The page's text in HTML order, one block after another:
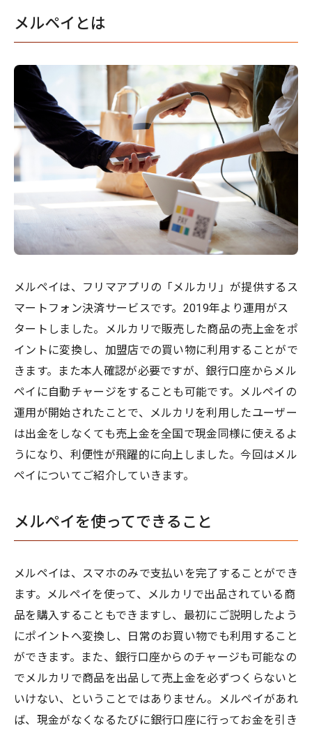
メルペイとは
メルペイは、フリマアプリの「メルカリ」が提供するス
マートフォン決済サービスです。2019年より運用がス
タートしました。メルカリで販売した商品の売上金をポ
イントに変換し、加盟店での買い物に利用することがで
きます。また本人確認が必要ですが、銀行口座からメル
ペイに自動チャージをすることも可能です。メルペイの
運用が開始されたことで、メルカリを利用したユーザー
は出金をしなくても売上金を全国で現金同様に使えるよ
うになり、利便性が飛躍的に向上しました。今回はメル
ペイについてご紹介していきます。
メルペイを使ってできること
メルペイは、スマホのみで支払いを完了することができ
ます。メルペイを使って、メルカリで出品されている商
品を購入することもできますし、最初にご説明したよう
にポイントへ変換し、日常のお買い物でも利用すること
ができます。また、銀行口座からのチャージも可能なの
でメルカリで商品を出品して売上金を必ずつくらないと
いけない、ということではありません。メルペイがあれ
ば、現金がなくなるたびに銀行口座に行ってお金を引き